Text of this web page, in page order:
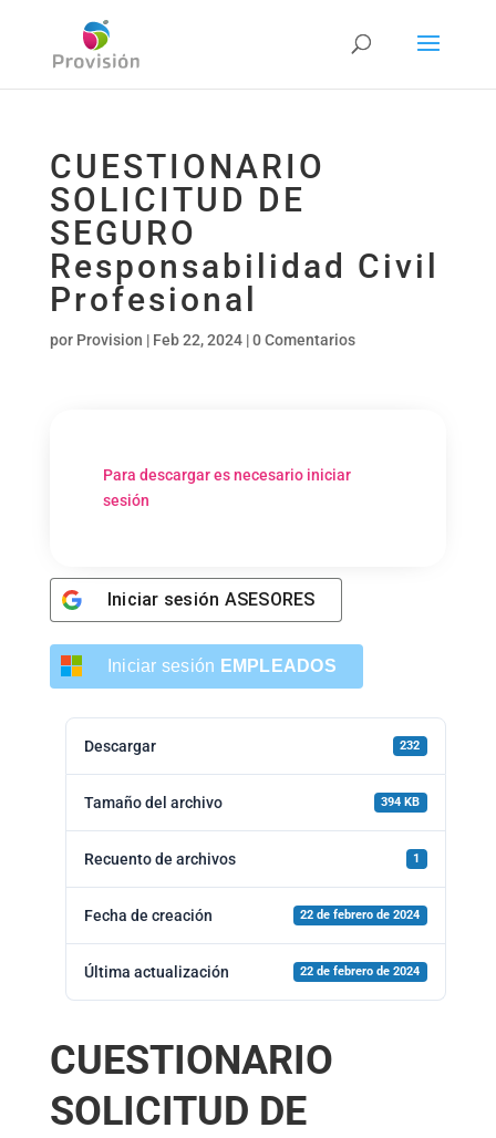
CUESTIONARIO
SOLICITUD DE
SEGURO
Responsabilidad Civil
Profesional
por Provision | Feb 22, 2024|0 Comentarios
Para descargar es necesario iniciar
sesión
Iniciar sesión ASESORES
Iniciar sesión EMPLEADOS
Descargar 232
Tamaño del archivo 394 KB
Recuento de archivos 1
Fecha de creación 22 de febrero de 2024
Última actualización 22 de febrero de 2024
CUESTIONARIO
SOLICITUD DE